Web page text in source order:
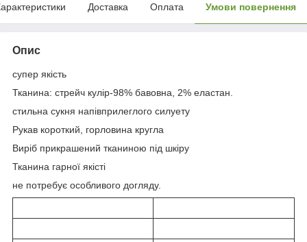
Доставка Оплата Умови повернення
Опис
супер якість
Тканина: стрейч кулір-98% бавовна, 2% еластан.
стильна сукня напівприлеглого силуету
Рукав короткий, горловина кругла
Виріб прикрашений тканиною під шкіру
Тканина гарної якісті
не потребує особливого догляду.